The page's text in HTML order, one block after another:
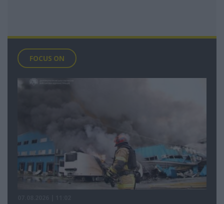
FOCUS ON